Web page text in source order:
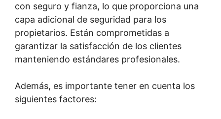
con seguro y fianza, lo que proporciona una
capa adicional de seguridad para los
propietarios. Están comprometidas a
garantizar la satisfacción de los clientes
manteniendo estándares profesionales.
Además, es importante tener en cuenta los
siguientes factores: